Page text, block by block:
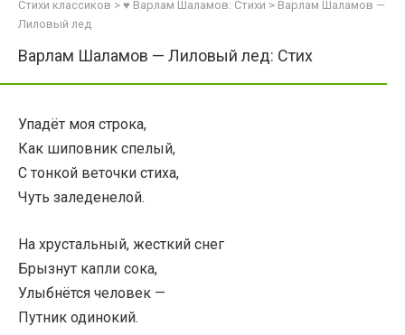
Стихи классиков > ♥ Варлам Шаламов: Стихи > Варлам Шаламов —
Лиловый лед
Варлам Шаламов — Лиловый лед: Стих
Упадёт моя строка,
Как шиповник спелый,
С тонкой веточки стиха,
Чуть заледенелой.
На хрустальный, жесткий снег
Брызнут капли сока,
Улыбнётся человек —
Путник одинокий.